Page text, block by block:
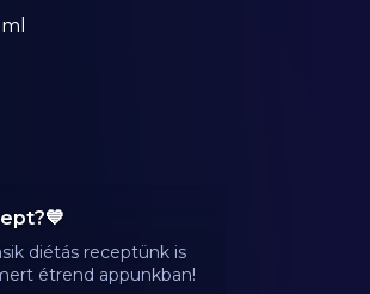
diétás receptünk is
étrend appunkban!